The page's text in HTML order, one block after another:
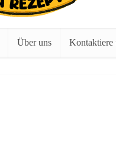
Über uns Kontaktiere